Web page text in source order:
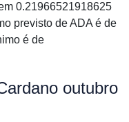
0.21966521918625
previsto de ADA é de
é de
outubro